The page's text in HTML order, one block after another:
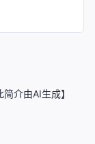
介由AI生成】